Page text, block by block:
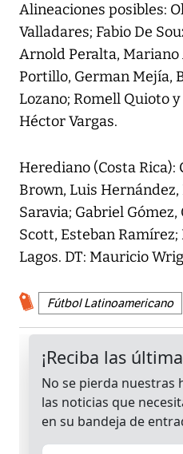
Alineaciones posibles:
Valladares; Fabio De
Arnold Peralta, Mariano
Portillo, German Mejía,
Lozano; Romell Quioto
Héctor Vargas.
Herediano (Costa
Brown, Luis
Saravia; Gabriel
Scott, Esteban
Lagos. DT: Mauricio
Fútbol Latinoamericano